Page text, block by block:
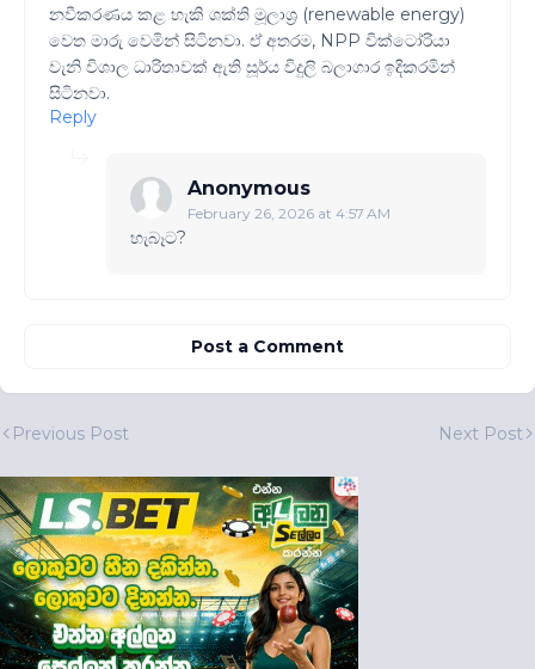
නවීකරණය කළ හැකි ශක්ති මූලාශ්‍ර (renewable energy)
වෙත මාරු වෙමින් සිටිනවා. ඒ අතරම, NPP වික්ටෝරියා
වැනි විශාල ධාරිතාවක් ඇති සූර්ය විදුලි බලාගාර ඉදිකරමින්
සිටිනවා.
Reply
Anonymous
February 26, 2026 at 4:57 AM
හැබෑට?
Post a Comment
Previous Post Next Post